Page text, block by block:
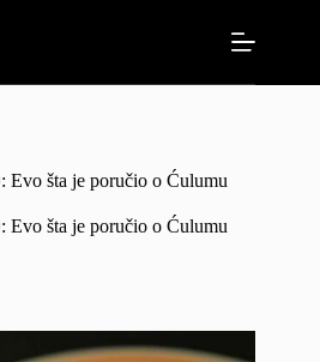
šta je poručio o Ćulumu
šta je poručio o Ćulumu